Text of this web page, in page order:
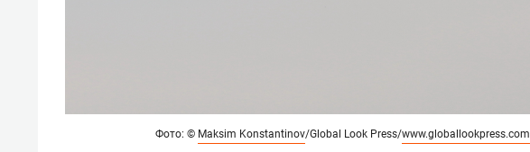
Фото: © Maksim Konstantinov/Global Look Press/www.globallookpress.com